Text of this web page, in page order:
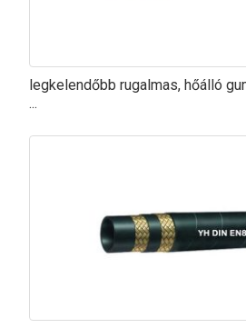
legkelendőbb rugalmas, hőálló
...